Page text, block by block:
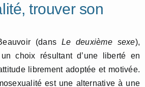
trouver son
(dans Le deuxième sexe),
un choix résultant d’une liberté en
librement adoptée et motivée.
est une alternative à une